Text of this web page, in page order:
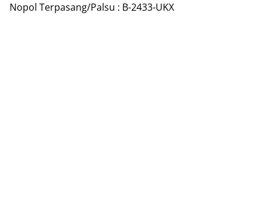
Nopol Terpasang/Palsu : B-2433-UKX